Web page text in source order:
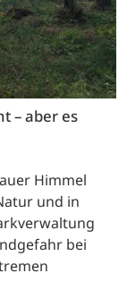
– aber es
Himmel
und in
bei